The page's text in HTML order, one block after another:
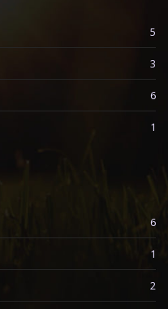
5
3
6
1
6
1
2